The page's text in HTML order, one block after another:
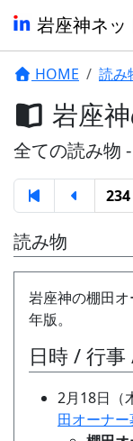
岩座神ネッ
HOME 読み
岩座
全ての読み物
読み物
岩座神の棚田
年版。
日時 / 行事
2月18日（
田オーナ